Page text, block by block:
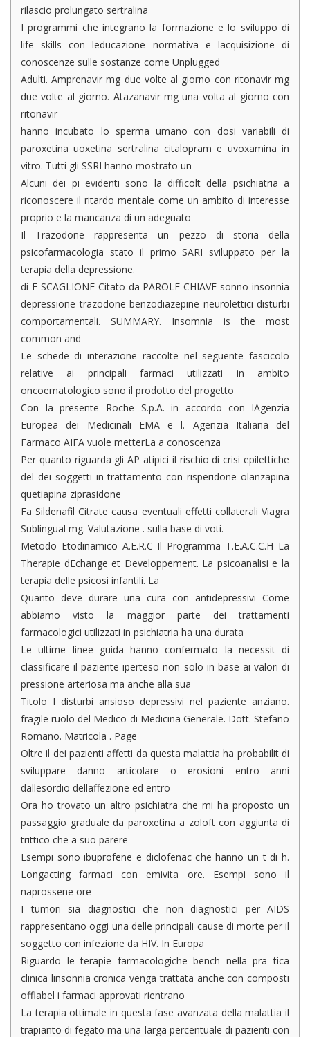
rilascio prolungato sertralina
I programmi che integrano la formazione e lo sviluppo di
life skills con leducazione normativa e lacquisizione di
conoscenze sulle sostanze come Unplugged
Adulti. Amprenavir mg due volte al giorno con ritonavir mg
due volte al giorno. Atazanavir mg una volta al giorno con
ritonavir
hanno incubato lo sperma umano con dosi variabili di
paroxetina uoxetina sertralina citalopram e uvoxamina in
vitro. Tutti gli SSRI hanno mostrato un
Alcuni dei pi evidenti sono la difficolt della psichiatria a
riconoscere il ritardo mentale come un ambito di interesse
proprio e la mancanza di un adeguato
Il Trazodone rappresenta un pezzo di storia della
psicofarmacologia stato il primo SARI sviluppato per la
terapia della depressione.
di F SCAGLIONE Citato da PAROLE CHIAVE sonno insonnia
depressione trazodone benzodiazepine neurolettici disturbi
comportamentali. SUMMARY. Insomnia is the most
common and
Le schede di interazione raccolte nel seguente fascicolo
relative ai principali farmaci utilizzati in ambito
oncoematologico sono il prodotto del progetto
Con la presente Roche S.p.A. in accordo con lAgenzia
Europea dei Medicinali EMA e l. Agenzia Italiana del
Farmaco AIFA vuole metterLa a conoscenza
Per quanto riguarda gli AP atipici il rischio di crisi epilettiche
del dei soggetti in trattamento con risperidone olanzapina
quetiapina ziprasidone
Fa Sildenafil Citrate causa eventuali effetti collaterali Viagra
Sublingual mg. Valutazione . sulla base di voti.
Metodo Etodinamico A.E.R.C Il Programma T.E.A.C.C.H La
Therapie dEchange et Developpement. La psicoanalisi e la
terapia delle psicosi infantili. La
Quanto deve durare una cura con antidepressivi Come
abbiamo visto la maggior parte dei trattamenti
farmacologici utilizzati in psichiatria ha una durata
Le ultime linee guida hanno confermato la necessit di
classificare il paziente iperteso non solo in base ai valori di
pressione arteriosa ma anche alla sua
Titolo I disturbi ansioso depressivi nel paziente anziano.
fragile ruolo del Medico di Medicina Generale. Dott. Stefano
Romano. Matricola . Page
Oltre il dei pazienti affetti da questa malattia ha probabilit di
sviluppare danno articolare o erosioni entro anni
dallesordio dellaffezione ed entro
Ora ho trovato un altro psichiatra che mi ha proposto un
passaggio graduale da paroxetina a zoloft con aggiunta di
trittico che a suo parere
Esempi sono ibuprofene e diclofenac che hanno un t di h.
Longacting farmaci con emivita ore. Esempi sono il
naprossene ore
I tumori sia diagnostici che non diagnostici per AIDS
rappresentano oggi una delle principali cause di morte per il
soggetto con infezione da HIV. In Europa
Riguardo le terapie farmacologiche bench nella pra tica
clinica linsonnia cronica venga trattata anche con composti
offlabel i farmaci approvati rientrano
La terapia ottimale in questa fase avanzata della malattia il
trapianto di fegato ma una larga percentuale di pazienti con